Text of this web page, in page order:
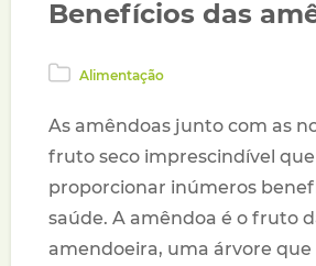
Benefícios das
Alimentação
As amêndoas junto com as
fruto seco imprescindível
proporcionar inúmeros
saúde. A amêndoa é o fruto
amendoeira, uma árvore